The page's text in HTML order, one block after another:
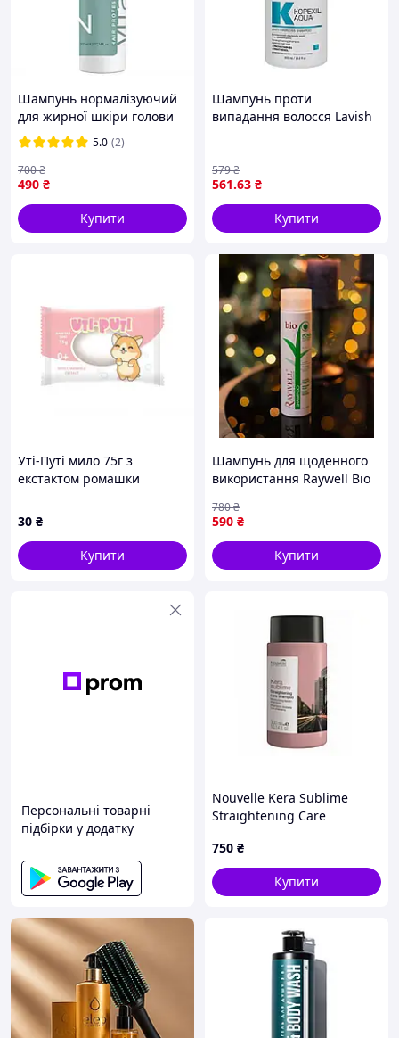
Шампунь нормалізуючий
для жирної шкіри голови
Vitael Normalizing
Shampoo 300 мл
5.0 (2)
490 ₴
700₴
Купити
Шампунь проти
випадання волосся Lavish
561.63 ₴
579₴
Купити
Уті-Путі мило 75г з
екстактом ромашки
30 ₴
Купити
Шампунь для щоденного
використання Raywell Bio
590 ₴
780₴
Купити
Персональні товарні
підбірки у додатку
Nouvelle Kera Sublime
Straightening Care
шампунь для виправлення
волосся 300 мл
750 ₴
Купити